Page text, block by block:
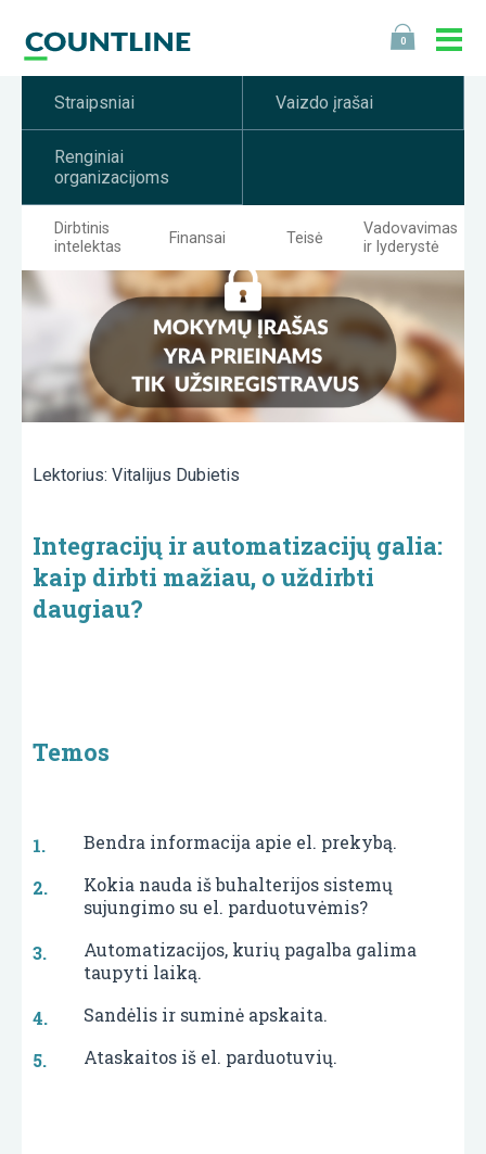
0
Straipsniai Vaizdo įrašai
Renginiai
organizacijoms
Dirbtinis
intelektas
Finansai Teisė
Vadovavimas
ir lyderystė
Lektorius: Vitalijus Dubietis
Integracijų ir automatizacijų galia:
kaip dirbti mažiau, o uždirbti
daugiau?
Temos
Bendra informacija apie el. prekybą.
Kokia nauda iš buhalterijos sistemų
sujungimo su el. parduotuvėmis?
Automatizacijos, kurių pagalba galima
taupyti laiką.
Sandėlis ir suminė apskaita.
Ataskaitos iš el. parduotuvių.